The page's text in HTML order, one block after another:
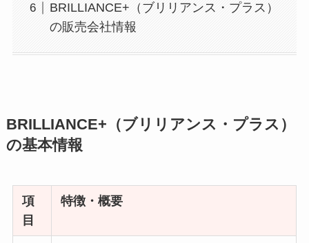
BRILLIANCE+（ブリリアンス・プラス）
の販売会社情報
BRILLIANCE+（ブリリアンス・プラス）
の基本情報
項
目
特徴・概要